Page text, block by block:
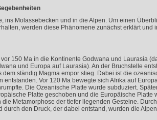
ins Molassebecken und in die Alpen. Um einen
werden diese Phänomene zunächst erklärt und
150 Ma in die Kontinente Godwana und Laurasia
und Europa auf Laurasia). An der Bruchstelle
ständig Magma empor stieg. Dabei ist die
entstanden. Vor 120 Ma bewegte sich Afrika auf
Die Ozeanische Platte wurde subduziert.
Platte geschoben und die Europäische Platte
Metamorphose der tiefer liegenden Gesteine.
durch den Druck, der dabei entstand, wurden die Alpen